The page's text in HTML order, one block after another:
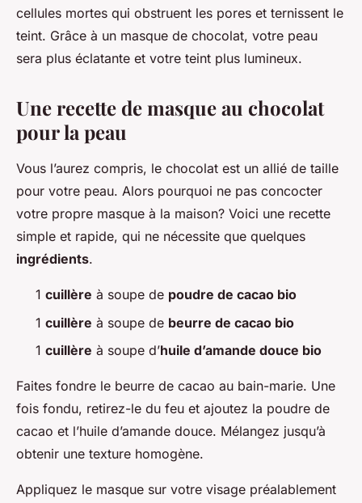
cellules mortes qui obstruent les pores et ternissent le
teint. Grâce à un masque de chocolat, votre peau
sera plus éclatante et votre teint plus lumineux.
Une recette de masque au chocolat
pour la peau
Vous l’aurez compris, le chocolat est un allié de taille
pour votre peau. Alors pourquoi ne pas concocter
votre propre masque à la maison? Voici une recette
simple et rapide, qui ne nécessite que quelques
ingrédients.
1 cuillère à soupe de poudre de cacao bio
1 cuillère à soupe de beurre de cacao bio
1 cuillère à soupe d’huile d’amande douce bio
Faites fondre le beurre de cacao au bain-marie. Une
fois fondu, retirez-le du feu et ajoutez la poudre de
cacao et l’huile d’amande douce. Mélangez jusqu’à
obtenir une texture homogène.
Appliquez le masque sur votre visage préalablement